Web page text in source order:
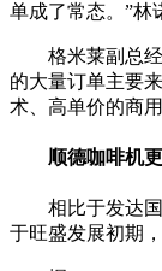
单成了常态。”林
格米莱副总经
的大量订单主要
术、高单价的商
顺德咖啡机更
相比于发达国
于旺盛发展初期